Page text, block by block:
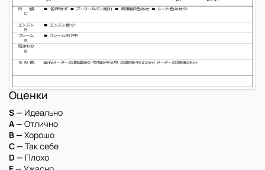
Оценки
S — Идеально
A — Отлично
B — Хорошо
C — Так себе
D — Плохо